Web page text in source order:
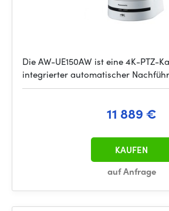
Die AW-UE150AW ist eine 4K-PTZ-
integrierter automatischer
11 889 €
auf Anfrage
KAUFEN